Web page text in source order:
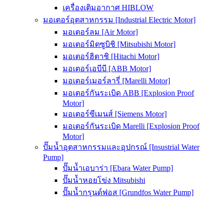
เครื่องเติมอากาศ HIBLOW
มอเตอร์อุตสาหกรรม [Industrial Electric Motor]
มอเตอร์ลม [Air Motor]
มอเตอร์มิตซูบิชิ [Mitsubishi Motor]
มอเตอร์ฮิตาชิ [Hitachi Motor]
มอเตอร์เอบีบี [ABB Motor]
มอเตอร์เมอร์ลารี่ [Marelli Motor]
มอเตอร์กันระเบิด ABB [Explosion Proof
Motor]
มอเตอร์ซีเมนส์ [Siemens Motor]
มอเตอร์กันระเบิด Marelli [Explosion Proof
Motor]
ปั๊มน้ำอุตสาหกรรมและอุปกรณ์ [Insustrial Water
Pump]
ปั๊มน้ำเอบาร่า [Ebara Water Pump]
ปั๊มน้ำหอยโข่ง Mitsubishi
ปั๊มน้ำกรุนด์ฟอส [Grundfos Water Pump]